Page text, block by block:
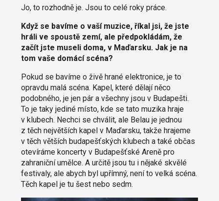
Jo, to rozhodně je. Jsou to celé roky práce.
Když se bavíme o vaší muzice, říkal jsi, že jste
hráli ve spoustě zemí, ale předpokládám, že
začít jste museli doma, v Maďarsku. Jak je na
tom vaše domácí scéna?
Pokud se bavíme o živě hrané elektronice, je to
opravdu malá scéna. Kapel, které dělají něco
podobného, je jen pár a všechny jsou v Budapešti.
To je taky jediné místo, kde se tato muzika hraje
v klubech. Nechci se chválit, ale Belau je jednou
z těch největších kapel v Maďarsku, takže hrajeme
v těch větších budapešťských klubech a také občas
otevíráme koncerty v Budapešťské Areně pro
zahraniční umělce. A určitě jsou tu i nějaké skvělé
festivaly, ale abych byl upřímný, není to velká scéna.
Těch kapel je tu šest nebo sedm.